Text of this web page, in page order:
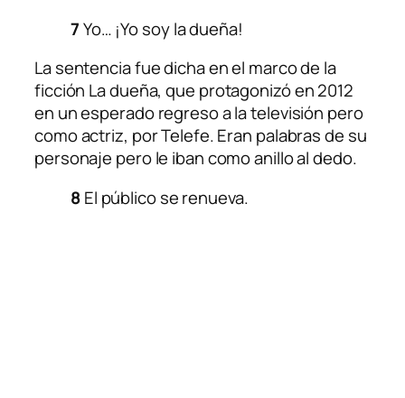
7Yo… ¡Yo soy la dueña!
La sentencia fue dicha en el marco de la
ficción La dueña, que protagonizó en 2012
en un esperado regreso a la televisión pero
como actriz, por Telefe. Eran palabras de su
personaje pero le iban como anillo al dedo.
8El público se renueva.